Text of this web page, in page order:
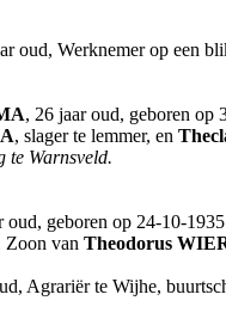
oud, Werknemer op een
, 26 jaar oud, geboren op
, slager te lemmer, en
te Warnsveld.
oud, geboren op 24-10-
Zoon van Theodorus
Agrariër te Wijhe,